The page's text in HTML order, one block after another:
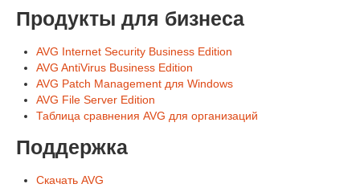
Продукты для бизнеса
AVG Internet Security Business Edition
AVG AntiVirus Business Edition
AVG Patch Management для Windows
AVG File Server Edition
Таблица сравнения AVG для организаций
Поддержка
Скачать AVG